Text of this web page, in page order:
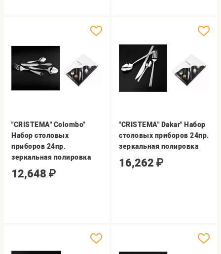
"CRISTEMA" Colombo"
Набор столовых
приборов 24пр.
зеркальная полировка
12,648 ₽
"CRISTEMA" Dakar" Набор
столовых приборов 24пр.
зеркальная полировка
16,262 ₽